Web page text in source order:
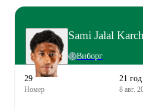
Sami Jalal
Виборг
29
Номер
21 год
8 авг.